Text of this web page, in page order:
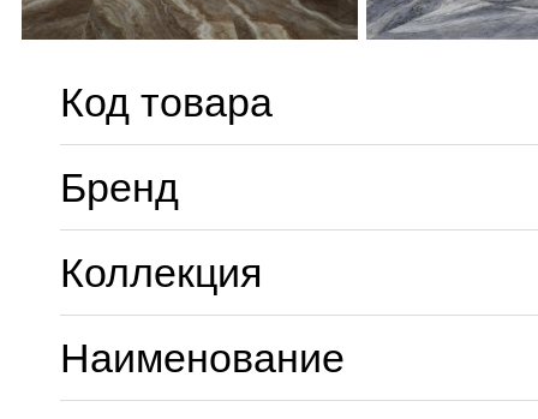
Код товара
Бренд
Коллекция
Наименование